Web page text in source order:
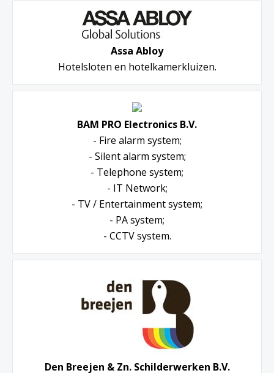
Assa Abloy
Hotelsloten en hotelkamerkluizen.
BAM PRO Electronics B.V.
- Fire alarm system;
- Silent alarm system;
- Telephone system;
- IT Network;
- TV / Entertainment system;
- PA system;
- CCTV system.
Den Breejen & Zn. Schilderwerken B.V.